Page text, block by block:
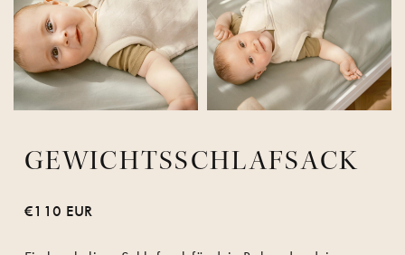
GEWICHTSSCHLAFSACK
€110 EUR